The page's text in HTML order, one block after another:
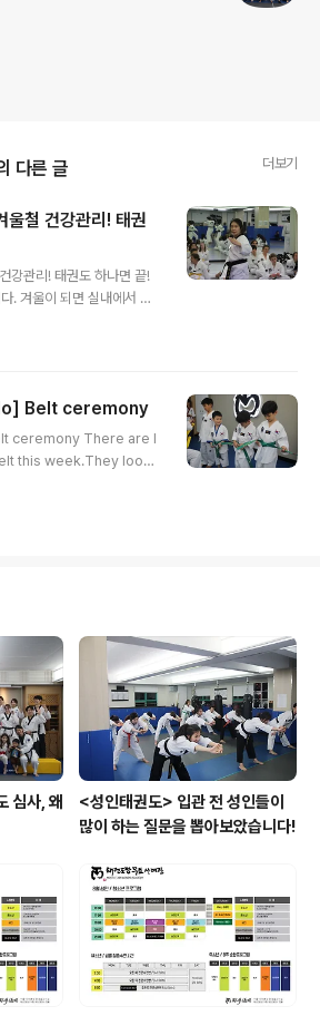
다른 글 더보기
철 건강관리! 태권
강관리! 태권도 하나면 끝!
. 겨울이 되면 실내에서 생
히 각종 모임에서의 과음,
? ‘세로토닌’은 몸을 차분하
역할을 하는 중요한 물질
욕심쟁이여서 적당한 자
스트레스에도 금방 재생이
Belt ceremony
ceremony There are l
this week.They looks
ceremony.
심사, 왜
<성인태권도> 입관 전 성인들이
많이 하는 질문을 뽑아보았습니다!